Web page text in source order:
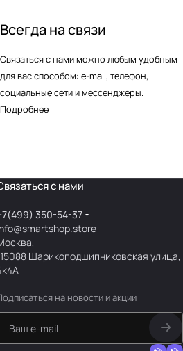
Всегда на связи
Связаться с нами можно любым удобным
для вас способом: e-mail, телефон,
социальные сети и мессенджеры.
Подробнее
с нами
350-54-37
Шарикоподшипниковская улица,
на новости и акции